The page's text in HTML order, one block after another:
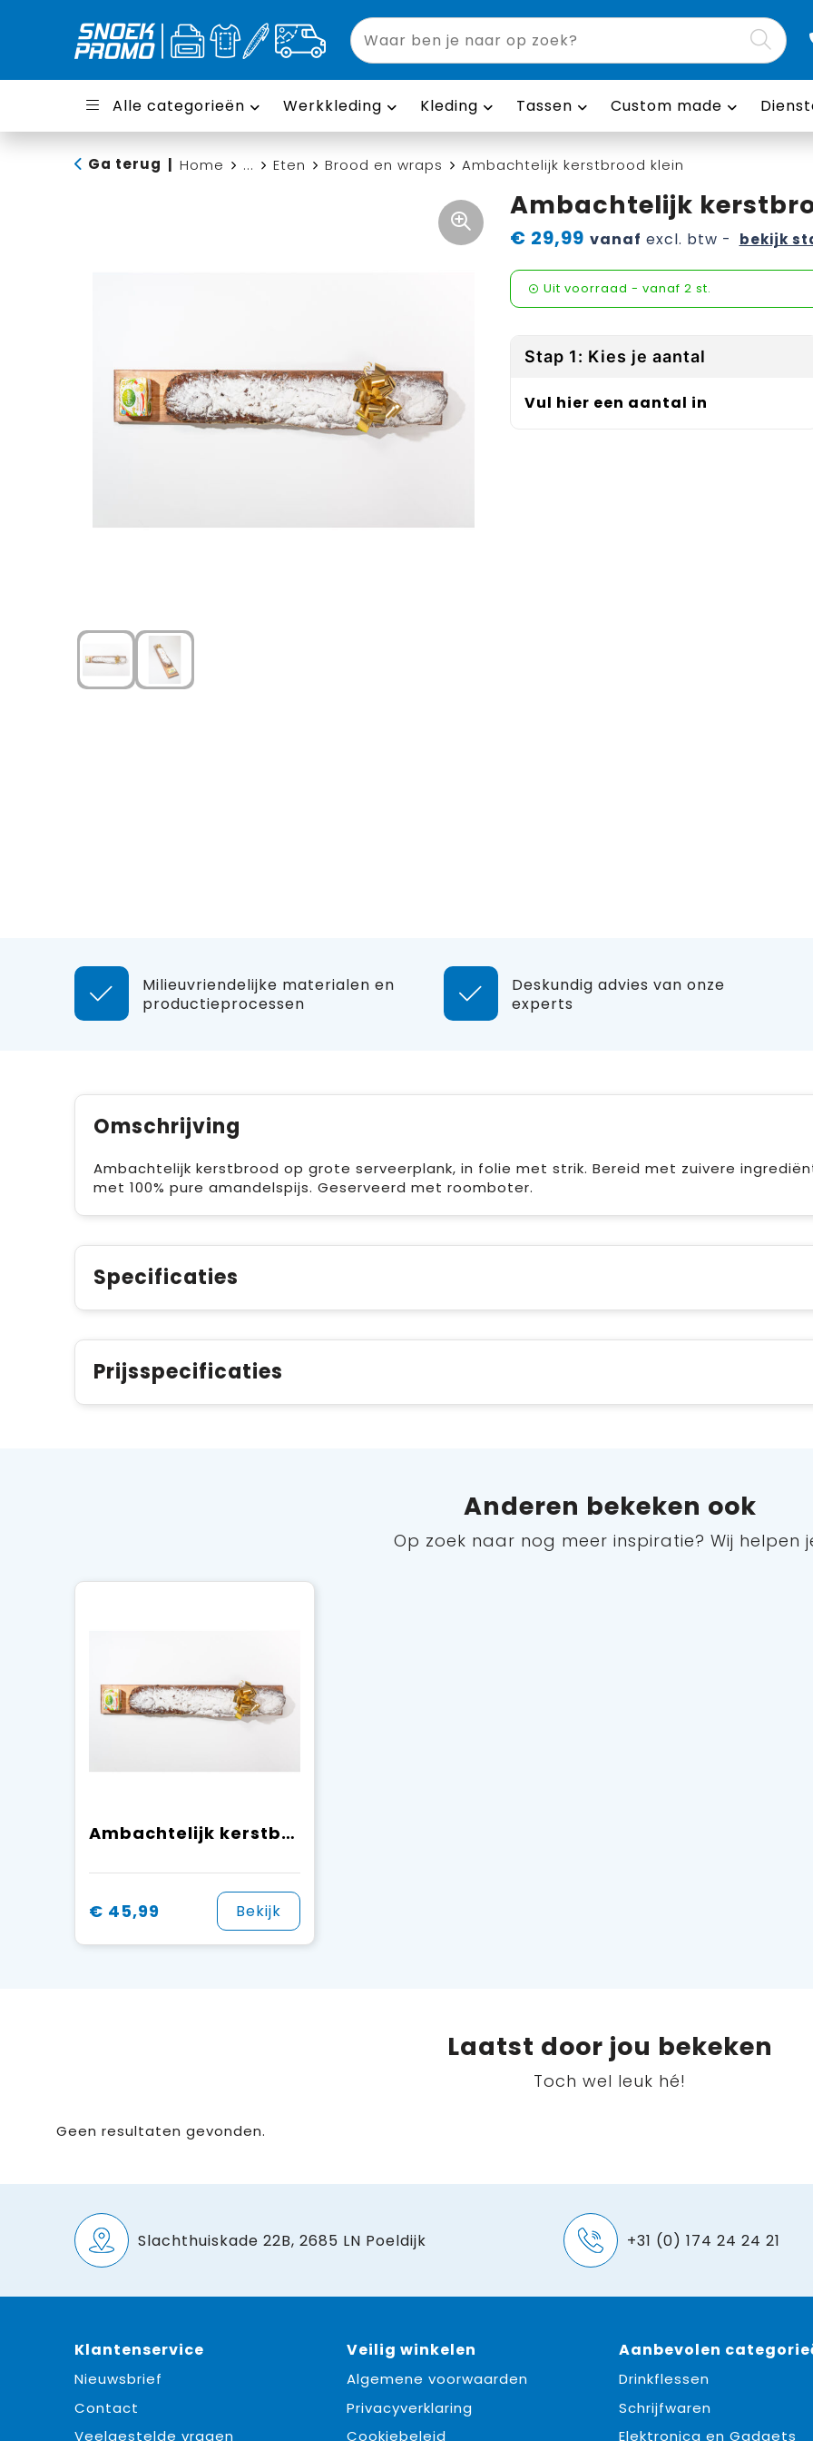
Alle categorieën Werkkleding Kleding Tassen Custom made
Ga terug Home ... Eten Brood en wraps Ambachtelijk kerstbrood klein
Ambachtelijk
€ 29,99 vanaf excl. btw - bekijk
Uit voorraad - vanaf 2 st.
Stap 1: Kies je aantal
Vul hier een aantal in
Milieuvriendelijke materialen en
productieprocessen
Deskundig advies van onze
experts
Omschrijving
Ambachtelijk kerstbrood op grote serveerplank, in folie met strik. Bereid met zuivere
met 100% pure amandelspijs. Geserveerd met roomboter.
Specificaties
Prijsspecificaties
Anderen bekeken ook
Op zoek naar nog meer inspiratie? Wij helpen
Ambachtelijk kerstbrood groot
€ 45,99 Bekijk
Laatst door jou bekeken
Toch wel leuk hé!
Geen resultaten gevonden.
Slachthuiskade 22B, 2685 LN Poeldijk +31 (0) 174 24 24 21
Klantenservice
Nieuwsbrief
Contact
Veelgestelde vragen
Veilig winkelen
Algemene voorwaarden
Privacyverklaring
Cookiebeleid
Aanbevolen
Drinkflessen
Schrijfwaren
Elektronica en Gadgets